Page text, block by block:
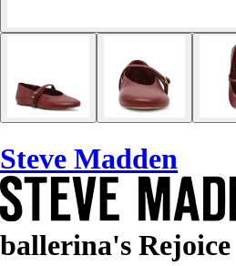
Steve Madden
ballerina's Rejoice